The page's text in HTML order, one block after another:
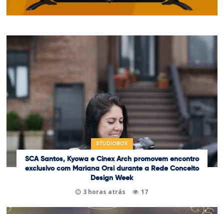
STUDIOBOX
SCA Santos, Kyowa e Cinex Arch promovem encontro
exclusivo com Mariana Orsi durante a Rede Conceito
Design Week
3 horas atrás 17